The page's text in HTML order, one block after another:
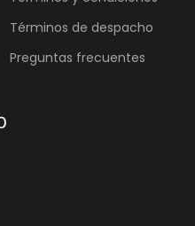
Términos de despacho
Preguntas frecuentes